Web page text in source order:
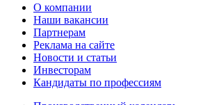
О компании
Наши вакансии
Партнерам
Реклама на сайте
Новости и статьи
Инвесторам
Кандидаты по профессиям